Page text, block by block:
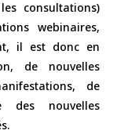
consultations)
webinaires,
il est donc en
de nouvelles
de
des nouvelles